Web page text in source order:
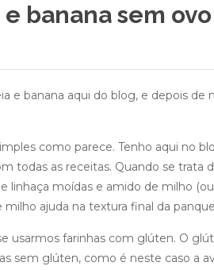
banana sem ovo
e banana aqui do blog, e depois de
como parece. Tenho aqui no
todas as receitas. Quando se trata
moídas e amido de milho (ou
ajuda na textura final da
usarmos farinhas com glúten. O
sem glúten, como é neste caso a